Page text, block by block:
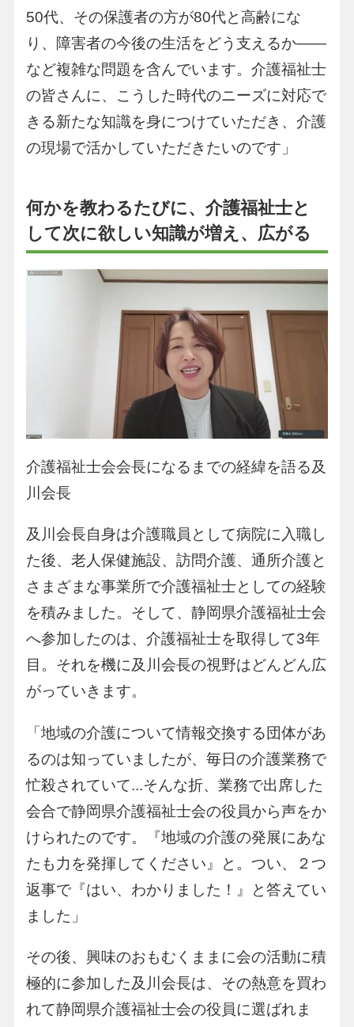
50代、その保護者の方が80代と高齢にな
り、障害者の今後の生活をどう支えるか――
など複雑な問題を含んでいます。介護福祉士
の皆さんに、こうした時代のニーズに対応で
きる新たな知識を身につけていただき、介護
の現場で活かしていただきたいのです」
何かを教わるたびに、介護福祉士と
して次に欲しい知識が増え、広がる
介護福祉士会会長になるまでの経緯を語る及
川会長
及川会長自身は介護職員として病院に入職し
た後、老人保健施設、訪問介護、通所介護と
さまざまな事業所で介護福祉士としての経験
を積みました。そして、静岡県介護福祉士会
へ参加したのは、介護福祉士を取得して3年
目。それを機に及川会長の視野はどんどん広
がっていきます。
「地域の介護について情報交換する団体があ
るのは知っていましたが、毎日の介護業務で
忙殺されていて...そんな折、業務で出席した
会合で静岡県介護福祉士会の役員から声をか
けられたのです。『地域の介護の発展にあな
たも力を発揮してください』と。つい、２つ
返事で『はい、わかりました！』と答えてい
ました」
その後、興味のおもむくままに会の活動に積
極的に参加した及川会長は、その熱意を買わ
れて静岡県介護福祉士会の役員に選ばれま